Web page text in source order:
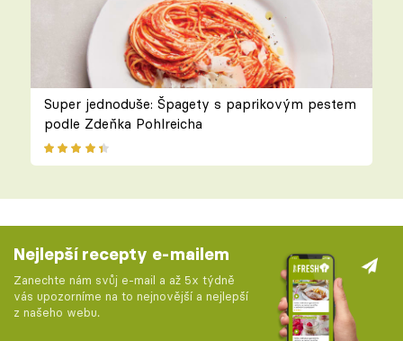
Super jednoduše: Špagety s paprikovým pestem
podle Zdeňka Pohlreicha
Nejlepší recepty e-mailem
Zanechte nám svůj e-mail a až 5x týdně
vás upozorníme na to nejnovější a nejlepší
z našeho webu.